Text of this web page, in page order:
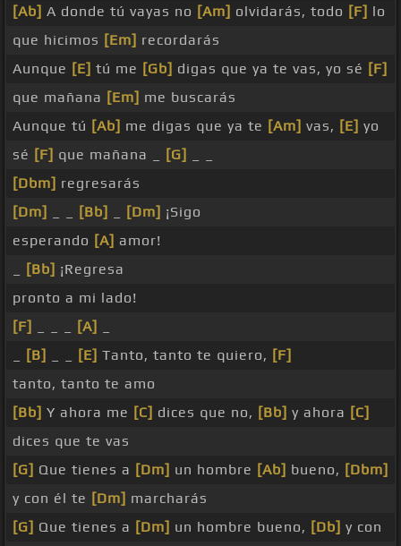
[Ab] A donde tú vayas no [Am] olvidarás, todo [F] lo
que hicimos [Em] recordarás
Aunque [E] tú me [Gb] digas que ya te vas, yo sé [F]
que mañana [Em] me buscarás
Aunque tú [Ab] me digas que ya te [Am] vas, [E] yo
sé [F] que mañana _ [G]
[Dbm] regresarás
[Dm]
[Bb] [Dm] ¡Sigo
esperando [A] amor!
[Bb] ¡Regresa
pronto a mi lado!
[F]
[A]
[B] [E] Tanto, tanto te quiero, [F]
tanto, tanto te amo
[Bb] Y ahora me [C] dices que no, [Bb] y ahora [C]
dices que te vas
[G] Que tienes a [Dm] un hombre [Ab] bueno, [Dbm]
y con él te [Dm] marcharás
[G] Que tienes a [Dm] un hombre bueno, [Db] y con